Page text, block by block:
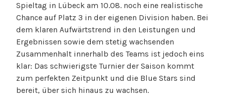
Spieltag in Lübeck am 10.08. noch eine realistische
Chance auf Platz 3 in der eigenen Division haben. Bei
dem klaren Aufwärtstrend in den Leistungen und
Ergebnissen sowie dem stetig wachsenden
Zusammenhalt innerhalb des Teams ist jedoch eins
klar: Das schwierigste Turnier der Saison kommt
zum perfekten Zeitpunkt und die Blue Stars sind
bereit, über sich hinaus zu wachsen.